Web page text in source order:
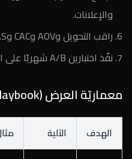
والإعلانات.
راقب التحويل وAOV وCAC وROAS أسبوعيًا.
نفّذ اختبارين A/B شهريًا على النص/الصور/موضع CTA.
معماريّة العرض (Offer Playbook)
الهدف الآلية